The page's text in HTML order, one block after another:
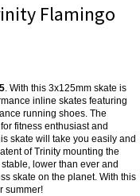
Flamingo
. With this 3x125mm skate is
inline skates featuring
running shoes. The
fitness enthusiast and
skate will take you easily and
of Trinity mounting the
lower than ever and
skate on the planet. With this
summer!